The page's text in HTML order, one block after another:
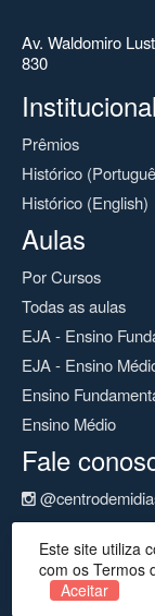
Av. Waldomiro
830
Institucional
Prêmios
Histórico
Histórico (English)
Aulas
Por Cursos
Todas as aulas
EJA - Ensino
EJA - Ensino
Ensino
Ensino Médio
Fale
Este site utiliza
com os Termos
Aceitar